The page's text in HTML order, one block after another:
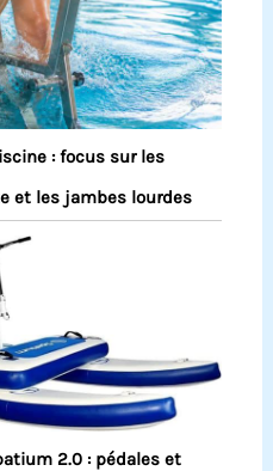
: focus sur les
et les jambes lourdes
2.0 : pédales et